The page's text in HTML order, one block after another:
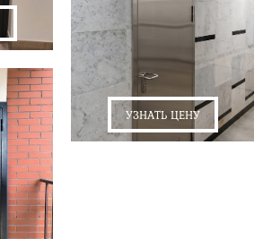
УЗНАТЬ ЦЕНУ